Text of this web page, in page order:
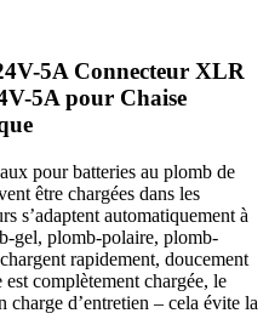
5A Connecteur XLR
5A pour Chaise
pour batteries au plomb de
être chargées dans les
s’adaptent automatiquement à
gel, plomb-polaire, plomb-
rapidement, doucement
complètement chargée, le
charge d’entretien – cela évite la